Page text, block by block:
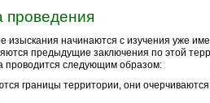
проведения
изыскания начинаются с изучения уже
предыдущие заключения по этой
проводится следующим образом:
границы территории, они